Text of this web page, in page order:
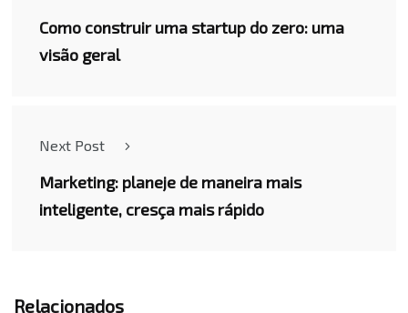
Como construir uma startup do zero: uma
visão geral
Next Post
Marketing: planeje de maneira mais
inteligente, cresça mais rápido
Relacionados